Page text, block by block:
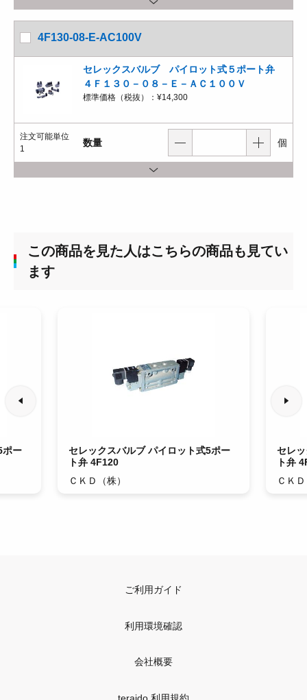
4F130-08-E-AC100V
セレックスバルブ パイロット式５ポート弁
４Ｆ１３０－０８－Ｅ－ＡＣ１００Ｖ
標準価格（税抜）： ¥14,300
注文可能単位
1
数量 個
この商品を見た人はこちらの商品も見てい
ます
ポー
セレックスバルブ パイロット式5ポー
ト弁 4F120
ＣＫＤ（株）
セレ
ト弁
ＣＫ
ご利用ガイド
利用環境確認
会社概要
teraido 利用規約